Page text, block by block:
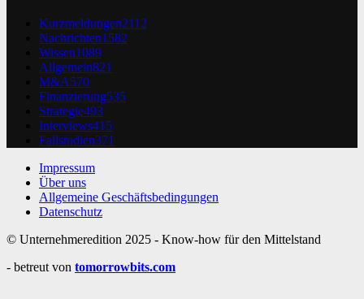
Kurzmeldungen2112
Nachrichten1582
Wissen1089
Allgemein821
M&A570
Finanzierung535
Strategie493
Interviews415
Fallstudien371
Impressum
Über uns
Allgemeine Geschäftsbedingungen
Datenschutz
© Unternehmeredition 2025 - Know-how für den Mittelstand
- betreut von tomorrowbits.com